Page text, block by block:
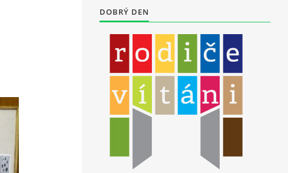
DOBRÝ DEN